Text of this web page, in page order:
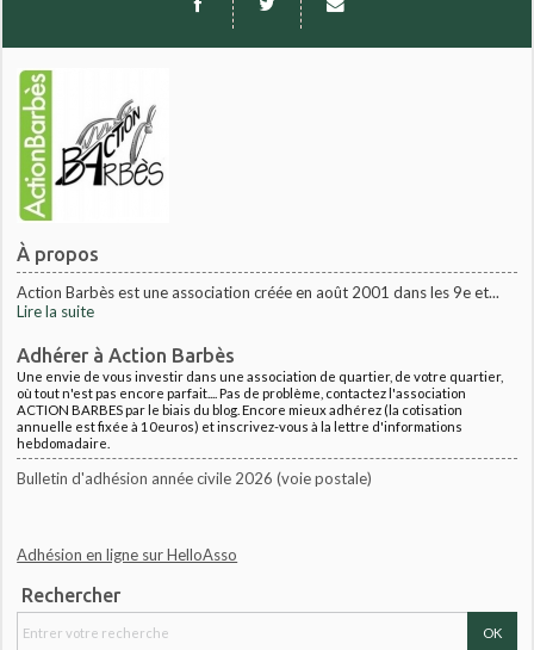
À propos
Action Barbès est une association créée en août 2001 dans les 9e et...
Lire la suite
Adhérer à Action Barbès
Une envie de vous investir dans une association de quartier, de votre quartier,
où tout n'est pas encore parfait.... Pas de problème, contactez l'association
ACTION BARBES par le biais du blog. Encore mieux adhérez (la cotisation
annuelle est fixée à 10euros) et inscrivez-vous à la lettre d'informations
hebdomadaire.
Bulletin d'adhésion année civile 2026 (voie postale)
Adhésion en ligne sur HelloAsso
Rechercher